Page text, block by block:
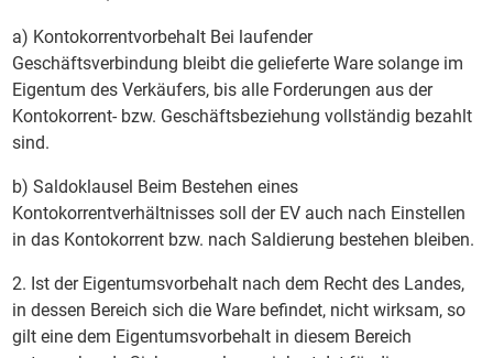
a) Kontokorrentvorbehalt Bei laufender
Geschäftsverbindung bleibt die gelieferte Ware solange im
Eigentum des Verkäufers, bis alle Forderungen aus der
Kontokorrent- bzw. Geschäftsbeziehung vollständig bezahlt
sind.
b) Saldoklausel Beim Bestehen eines
Kontokorrentverhältnisses soll der EV auch nach Einstellen
in das Kontokorrent bzw. nach Saldierung bestehen bleiben.
2. Ist der Eigentumsvorbehalt nach dem Recht des Landes,
in dessen Bereich sich die Ware befindet, nicht wirksam, so
gilt eine dem Eigentumsvorbehalt in diesem Bereich